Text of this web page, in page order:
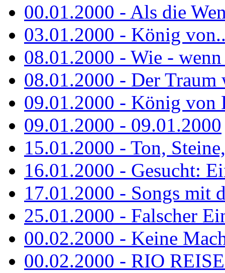
00.01.2000 - Als die
03.01.2000 - König
08.01.2000 - Wie -
08.01.2000 - Der Traum
09.01.2000 - König von
09.01.2000 - 09.01.2000
15.01.2000 - Ton,
16.01.2000 - Gesucht:
17.01.2000 - Songs mit
25.01.2000 - Falscher
00.02.2000 - Keine
00.02.2000 - RIO